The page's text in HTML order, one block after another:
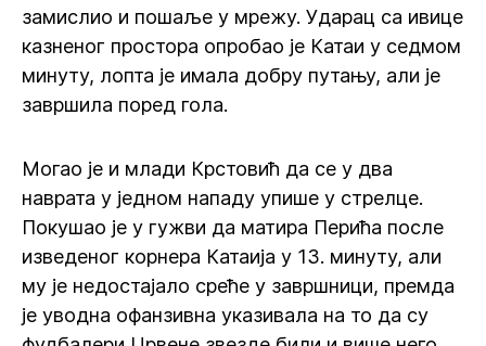
замислио и пошаље у мрежу. Ударац са ивице
казненог простора опробао је Катаи у седмом
минуту, лопта је имала добру путању, али је
завршила поред гола.
Могао је и млади Крстовић да се у два
наврата у једном нападу упише у стрелце.
Покушао је у гужви да матира Перића после
изведеног корнера Катаија у 13. минуту, али
му је недостајало среће у завршници, премда
је уводна офанзивна указивала на то да су